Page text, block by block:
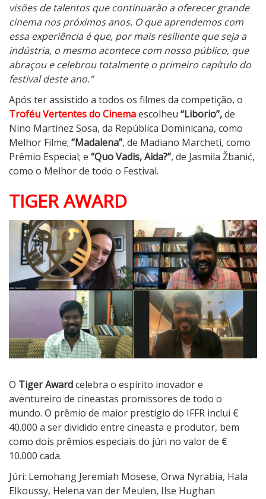
visões de talentos que continuarão a oferecer grande
cinema nos próximos anos. O que aprendemos com
essa experiência é que, por mais resiliente que seja a
indústria, o mesmo acontece com nosso público, que
abraçou e celebrou totalmente o primeiro capítulo do
festival deste ano.”
Após ter assistido a todos os filmes da competição, o
TroféuVertentes do Cinemaescolheu “Liborio”,de
Nino Martinez Sosa, da República Dominicana, como
Melhor Filme; “Madalena”, de Madiano Marcheti, como
Prêmio Especial; e “Quo Vadis, Aida?”, de Jasmila Žbanić,
como o Melhor de todo o Festival.
TIGER AWARD
O Tiger Awardcelebra o espírito inovador e
aventureiro de cineastas promissores de todo o
mundo. O prêmio de maior prestígio do IFFR inclui €
40.000 a ser dividido entre cineasta e produtor, bem
como dois prêmios especiais do júri no valor de €
10.000 cada.
Júri: Lemohang Jeremiah Mosese, Orwa Nyrabia, Hala
Elkoussy, Helena van der Meulen, Ilse Hughan